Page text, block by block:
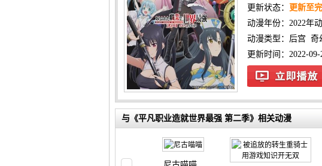
更新状态：
更新至
动漫年份： 2022年
动漫类型： 后宫 奇
更新时间：2022-09-
与《平凡职业造就世界最强 第二季》相关动漫